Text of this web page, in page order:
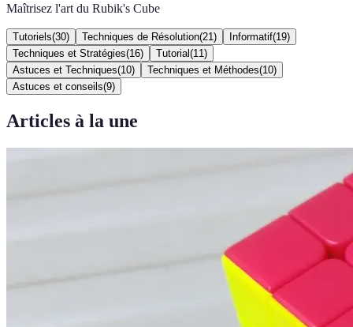
Maîtrisez l'art du Rubik's Cube
Tutoriels(30) Techniques de Résolution(21 ) Informatif(19)
Techniques et Stratégies(16) Tutorial (11 )
Astuces et Techniques(10) Techniques et Méthodes(10)
Astuces et conseils(9)
Articles à la une